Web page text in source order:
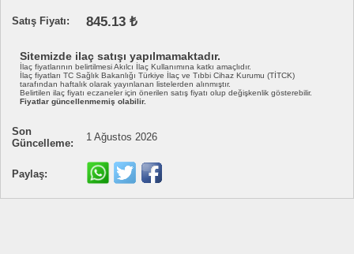
Satış Fiyatı: 845.13 ₺
Sitemizde ilaç satışı yapılmamaktadır.
İlaç fiyatlarının belirtilmesi Akılcı İlaç Kullanımına katkı amaçlıdır.
İlaç fiyatları TC Sağlık Bakanlığı Türkiye İlaç ve Tıbbi Cihaz Kurumu (TİTCK)
tarafından haftalık olarak yayınlanan listelerden alınmıştır.
Belirtilen ilaç fiyatı eczaneler için önerilen satış fiyatı olup değişkenlik gösterebilir.
Fiyatlar güncellenmemiş olabilir.
Son
Güncelleme:
1 Ağustos 2026
Paylaş: